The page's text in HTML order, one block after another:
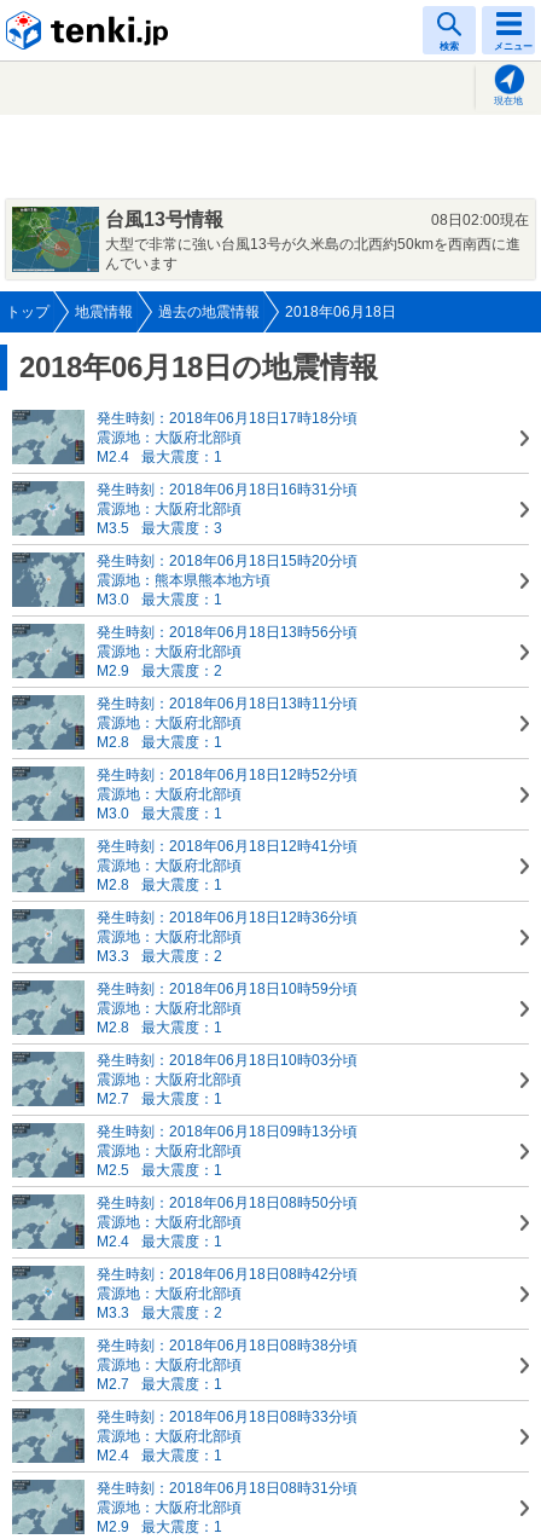
検索 メニュー
現在地
台風13号情報
08日02:00現在
大型で非常に強い台風13号が久米島の北西約50kmを西南西に進
んでいます
トップ 地震情報 過去の地震情報 2018年06月18日
2018年06月18日の地震情報
発生時刻：2018年06月18日17時18分頃
震源地：大阪府北部頃
M2.4
最大震度：1
発生時刻：2018年06月18日16時31分頃
震源地：大阪府北部頃
M3.5
最大震度：3
発生時刻：2018年06月18日15時20分頃
震源地：熊本県熊本地方頃
M3.0
最大震度：1
発生時刻：2018年06月18日13時56分頃
震源地：大阪府北部頃
M2.9
最大震度：2
発生時刻：2018年06月18日13時11分頃
震源地：大阪府北部頃
M2.8
最大震度：1
発生時刻：2018年06月18日12時52分頃
震源地：大阪府北部頃
M3.0
最大震度：1
発生時刻：2018年06月18日12時41分頃
震源地：大阪府北部頃
M2.8
最大震度：1
発生時刻：2018年06月18日12時36分頃
震源地：大阪府北部頃
M3.3
最大震度：2
発生時刻：2018年06月18日10時59分頃
震源地：大阪府北部頃
M2.8
最大震度：1
発生時刻：2018年06月18日10時03分頃
震源地：大阪府北部頃
M2.7
最大震度：1
発生時刻：2018年06月18日09時13分頃
震源地：大阪府北部頃
M2.5
最大震度：1
発生時刻：2018年06月18日08時50分頃
震源地：大阪府北部頃
M2.4
最大震度：1
発生時刻：2018年06月18日08時42分頃
震源地：大阪府北部頃
M3.3
最大震度：2
発生時刻：2018年06月18日08時38分頃
震源地：大阪府北部頃
M2.7
最大震度：1
発生時刻：2018年06月18日08時33分頃
震源地：大阪府北部頃
M2.4
最大震度：1
発生時刻：2018年06月18日08時31分頃
震源地：大阪府北部頃
M2.9
最大震度：1